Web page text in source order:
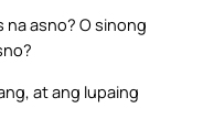
na asno? O sinong
at ang lupaing